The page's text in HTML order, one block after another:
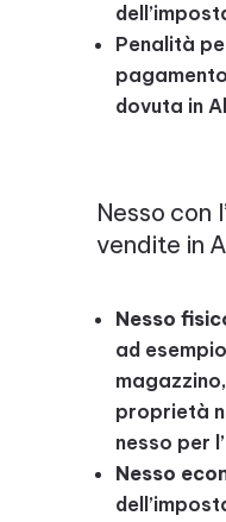
Penalità
dovuta in
Nesso con
vendite in
Nesso
ad
proprietà
nesso per
Nesso